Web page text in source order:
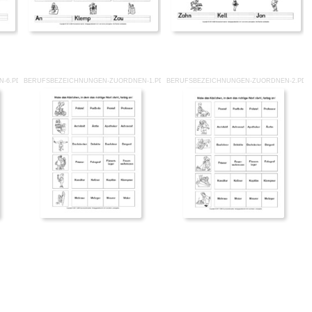
6.PDF BERUFSBEZEICHNUNGEN-ZUORDNEN-1.PDF BERUFSBEZEICHNUNGEN-ZUORDNEN-2.PDF